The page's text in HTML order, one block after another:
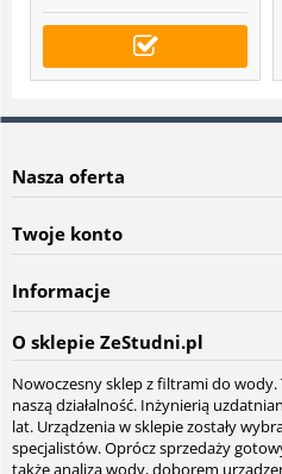
Nasza oferta
Twoje konto
Informacje
O sklepie ZeStudni.pl
Nowoczesny sklep z filtrami do wody.
naszą działalność. Inżynierią
lat. Urządzenia w sklepie zostały
specjalistów. Oprócz sprzedaży
także analizą wody, doborem